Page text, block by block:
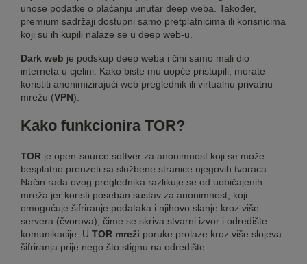
unose podatke o plaćanju unutar deep weba. Također,
premium sadržaji dostupni samo pretplatnicima ili korisnicima
koji su ih kupili nalaze se u deep web-u.
Dark web je podskup deep weba i čini samo mali dio
interneta u cjelini. Kako biste mu uopće pristupili, morate
koristiti anonimizirajući web preglednik ili virtualnu privatnu
mrežu (VPN).
Kako funkcionira TOR?
TOR je open-source softver za anonimnost koji se može
besplatno preuzeti sa službene stranice njegovih tvoraca.
Način rada ovog preglednika razlikuje se od uobičajenih
mreža jer koristi poseban sustav za anonimnost, koji
omogućuje šifriranje podataka i njihovo slanje kroz više
servera (čvorova), čime se skriva stvarni izvor i odredište
komunikacije. U TOR mreži poruke prolaze kroz više slojeva
šifriranja prije nego što stignu na odredište.